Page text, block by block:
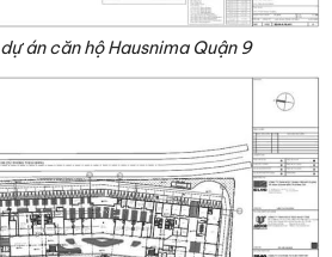
án căn hộ Hausnima Quận 9